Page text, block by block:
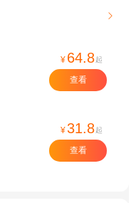

¥ 64.8起
查看
¥31.8起
查看